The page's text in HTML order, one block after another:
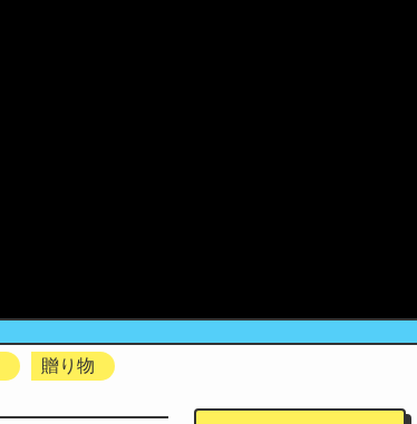
贈り物